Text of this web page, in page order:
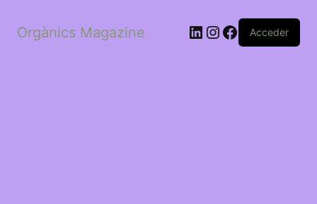
Orgànics Magazine LinkedIn
Instagram
Facebook
Acceder